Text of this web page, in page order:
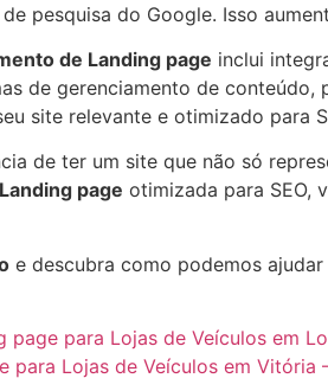
pesquisa do Google. Isso
de Landing page inclui
de gerenciamento de
site relevante e otimizado para
de ter um site que não só
page otimizada para SEO,
e descubra como podemos
page para Lojas de Veículos em
para Lojas de Veículos em Vitória